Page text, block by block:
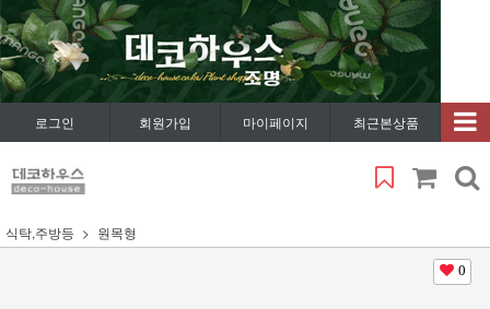
로그인 회원가입 마이페이지 최근본상품
식탁,주방등 원목형
0